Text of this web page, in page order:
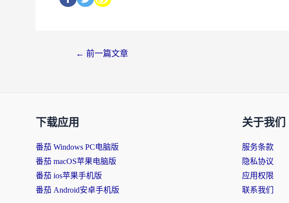
← 前一篇文章
下载应用
番茄 Windows PC电脑版
番茄 macOS苹果电脑版
番茄 ios苹果手机版
番茄 Android安卓手机版
关于我们
服务条款
隐私协议
应用权限
联系我们